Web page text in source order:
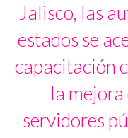
Jalisco, las
estados se
capacitación
la mejora
servidores